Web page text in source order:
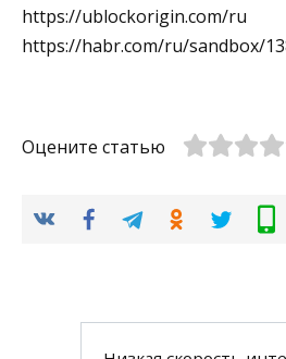
https://ublockorigin.com/ru
https://habr.com/ru/sandbox/
Оцените статью